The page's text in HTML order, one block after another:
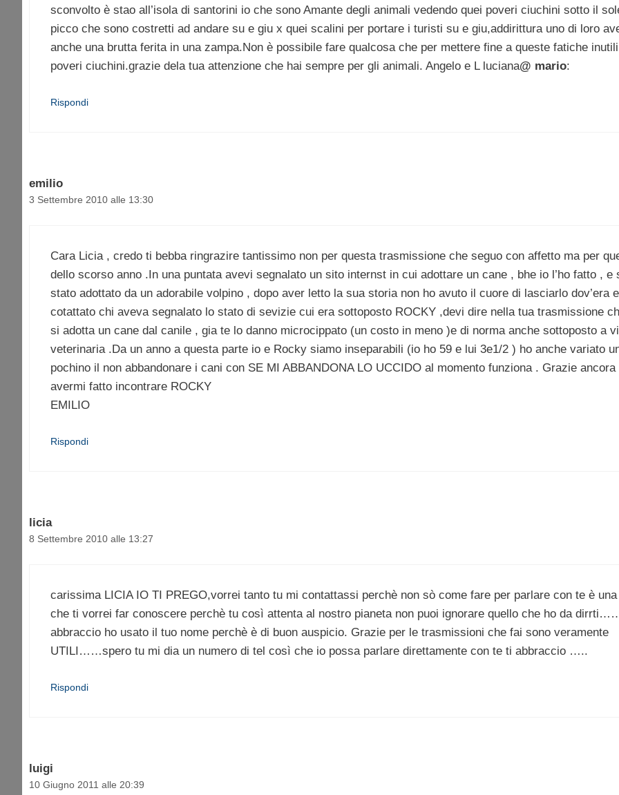
sconvolto è stao all’isola di santorini io che sono Amante degli animali vedendo quei poveri ciuchini sotto il
picco che sono costretti ad andare su e giu x quei scalini per portare i turisti su e giu,addirittura uno di loro
anche una brutta ferita in una zampa.Non è possibile fare qualcosa che per mettere fine a queste fatiche
poveri ciuchini.grazie dela tua attenzione che hai sempre per gli animali. Angelo e L luciana@ mario:
Rispondi
emilio
3 Settembre 2010 alle 13:30
Cara Licia , credo ti bebba ringrazire tantissimo non per questa trasmissione che seguo con affetto ma per
dello scorso anno .In una puntata avevi segnalato un sito internst in cui adottare un cane , bhe io l’ho fatto , e
stato adottato da un adorabile volpino , dopo aver letto la sua storia non ho avuto il cuore di lasciarlo dov’era
cotattato chi aveva segnalato lo stato di sevizie cui era sottoposto ROCKY ,devi dire nella tua trasmissione
si adotta un cane dal canile , gia te lo danno microcippato (un costo in meno )e di norma anche sottoposto a
veterinaria .Da un anno a questa parte io e Rocky siamo inseparabili (io ho 59 e lui 3e1/2 ) ho anche variato
pochino il non abbandonare i cani con SE MI ABBANDONA LO UCCIDO al momento funziona . Grazie ancora
avermi fatto incontrare ROCKY
EMILIO
Rispondi
licia
8 Settembre 2010 alle 13:27
carissima LICIA IO TI PREGO,vorrei tanto tu mi contattassi perchè non sò come fare per parlare con te è
che ti vorrei far conoscere perchè tu così attenta al nostro pianeta non puoi ignorare quello che ho da
abbraccio ho usato il tuo nome perchè è di buon auspicio. Grazie per le trasmissioni che fai sono veramente
UTILI……spero tu mi dia un numero di tel così che io possa parlare direttamente con te ti abbraccio …..
Rispondi
luigi
10 Giugno 2011 alle 20:39